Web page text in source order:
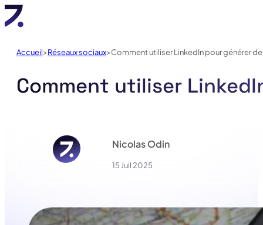
Comment utiliser
Accueil Réseaux sociaux Comment utiliser LinkedIn pour générer
Nicolas Odin
15 Juil 2025